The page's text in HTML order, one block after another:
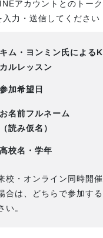
アカウントとのトーク
入力・送信してください
キム・ヨンミン氏による
カルレッスン
参加希望日
お名前フルネーム
（読み仮名）
高校名・学年
校・オンライン同時開
合は、どちらで参加す
い。